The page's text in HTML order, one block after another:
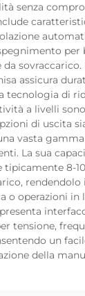
senza
per
sovraccarico.
assicura
tecnologia di
a livelli
di uscita
vasta
La sua
8-
rendendolo
o operazioni in
tensione,
un
della